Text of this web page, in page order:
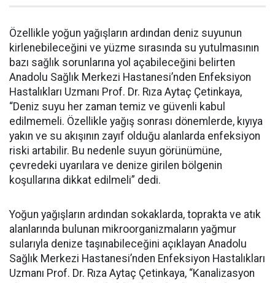
Özellikle yoğun yağışların ardından deniz suyunun
kirlenebileceğini ve yüzme sırasında su yutulmasının
bazı sağlık sorunlarına yol açabileceğini belirten
Anadolu Sağlık Merkezi Hastanesi’nden Enfeksiyon
Hastalıkları Uzmanı Prof. Dr. Rıza Aytaç Çetinkaya,
“Deniz suyu her zaman temiz ve güvenli kabul
edilmemeli. Özellikle yağış sonrası dönemlerde, kıyıya
yakın ve su akışının zayıf olduğu alanlarda enfeksiyon
riski artabilir. Bu nedenle suyun görünümüne,
çevredeki uyarılara ve denize girilen bölgenin
koşullarına dikkat edilmeli” dedi.
Yoğun yağışların ardından sokaklarda, toprakta ve atık
alanlarında bulunan mikroorganizmaların yağmur
sularıyla denize taşınabileceğini açıklayan Anadolu
Sağlık Merkezi Hastanesi’nden Enfeksiyon Hastalıkları
Uzmanı Prof. Dr. Rıza Aytaç Çetinkaya, “Kanalizasyon